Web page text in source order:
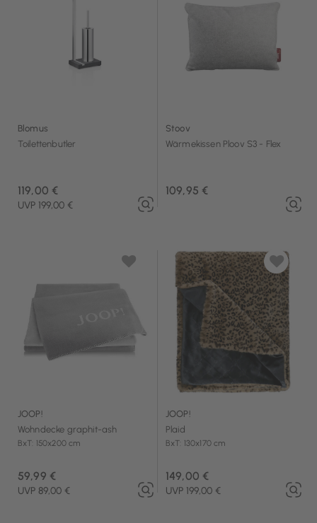
Blomus
Toilettenbutler
119,00 €
UVP 199,00 €
Stoov
Wärmekissen Ploov S3 - Flex
109,95 €
JOOP!
Wohndecke graphit-ash
BxT: 150x200 cm
59,99 €
UVP 89,00 €
JOOP!
Plaid
BxT: 130x170 cm
149,00 €
UVP 199,00 €